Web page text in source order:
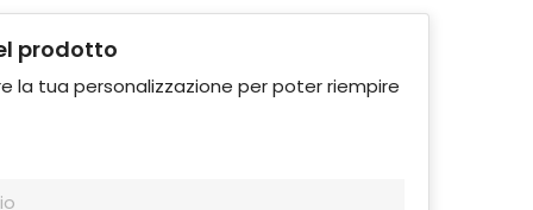
prodotto
la tua personalizzazione per poter riempire